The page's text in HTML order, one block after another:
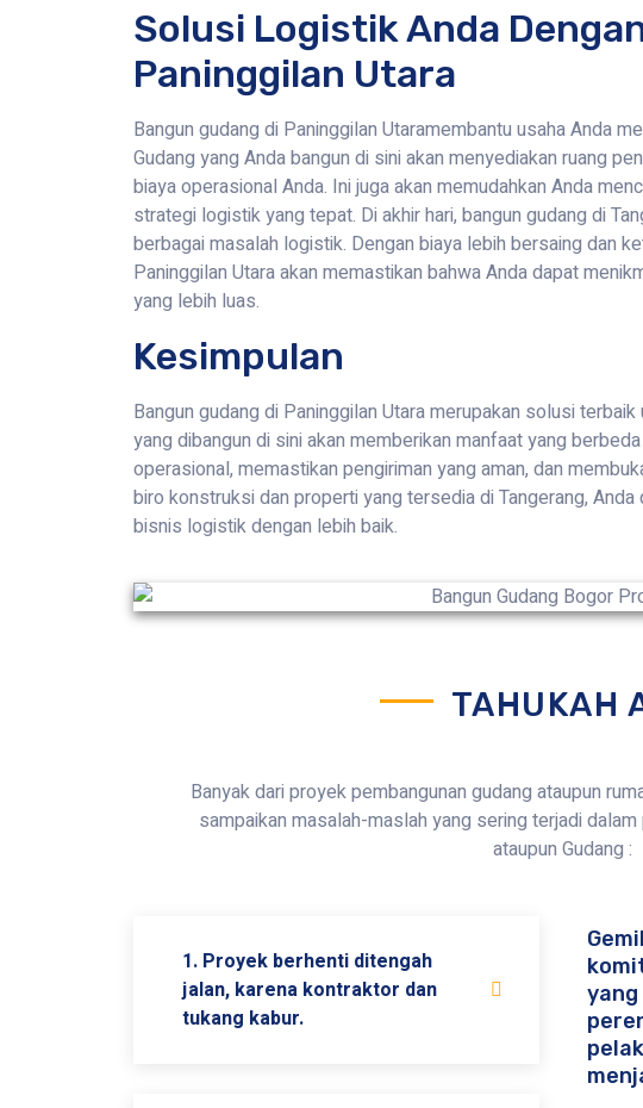
Solusi Logistik Anda
Paninggilan Utara
Bangun gudang di Paninggilan Utaramembantu usaha Anda
Gudang yang Anda bangun di sini akan menyediakan ruang
biaya operasional Anda. Ini juga akan memudahkan Anda
strategi logistik yang tepat. Di akhir hari, bangun gudang di
berbagai masalah logistik. Dengan biaya lebih bersaing dan
Paninggilan Utara akan memastikan bahwa Anda dapat
yang lebih luas.
Kesimpulan
Bangun gudang di Paninggilan Utara merupakan solusi
yang dibangun di sini akan memberikan manfaat yang
operasional, memastikan pengiriman yang aman, dan
biro konstruksi dan properti yang tersedia di Tangerang,
bisnis logistik dengan lebih baik.
TAHUKAH
Banyak dari proyek pembangunan gudang ataupun
sampaikan masalah-maslah yang sering terjadi
ataupun Gudang :
1. Proyek berhenti ditengah
jalan, karena kontraktor dan
tukang kabur.